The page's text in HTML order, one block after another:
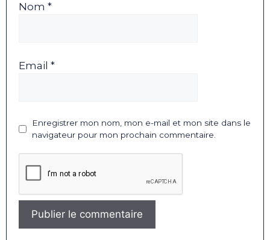
Nom *
Email *
Enregistrer mon nom, mon e-mail et mon site dans le
navigateur pour mon prochain commentaire.